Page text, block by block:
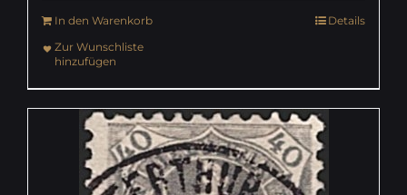
In den Warenkorb
Details
Zur Wunschliste
hinzufügen